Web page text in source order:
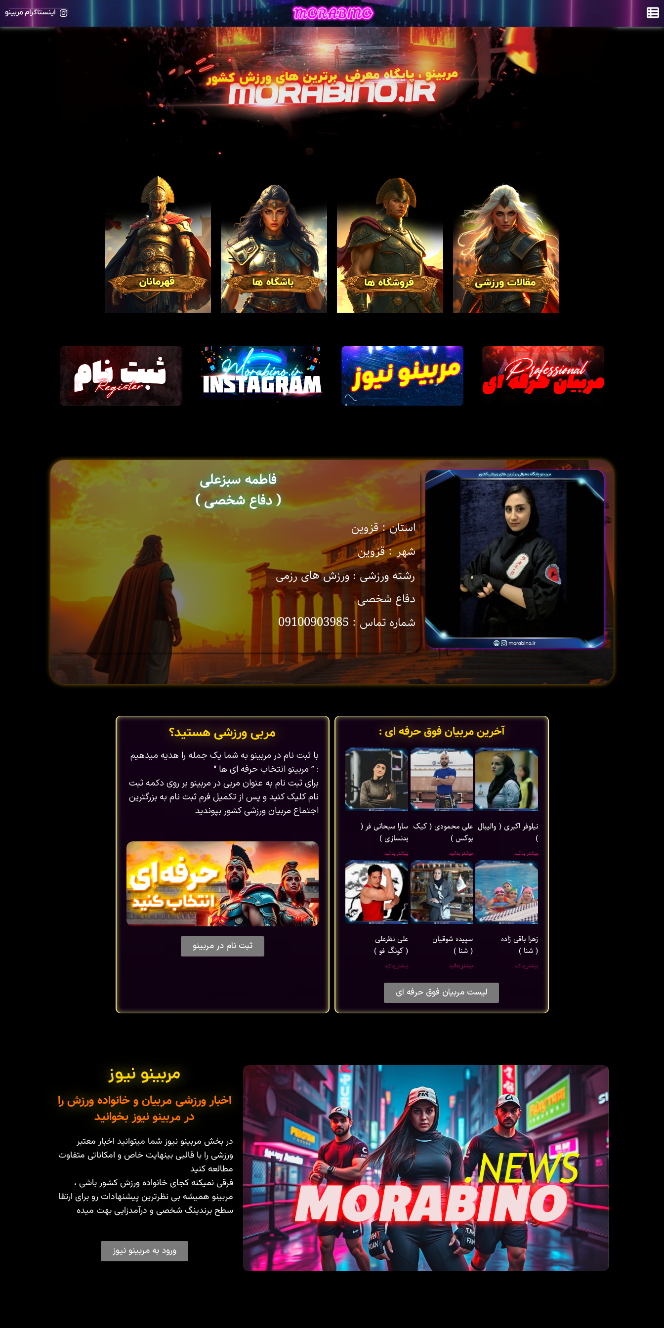
اینستاگرام مربینو
فاطمه سبزعلی
( دفاع شخصی )
استان : قزوین
شهر : قزوین
رشته ورزشی : ورزش های رزمی
دفاع شخصی
شماره تماس : 09100903985
آخرین مربیان فوق حرفه ای :
نیلوفر اکبری ( والیبال
)
بیشتر بدانید
علی محمودی ( کیک
بوکس )
بیشتر بدانید
سارا سبحانی فر (
بدنسازی )
بیشتر بدانید
زهرا باقی ‌زاده
( شنا )
بیشتر بدانید
سپیده شوقیان
( شنا )
بیشتر بدانید
علی نظرعلی
( کونگ فو )
بیشتر بدانید
لیست مربیان فوق حرفه ای
مربی ورزشی هستید؟
با ثبت نام در مربینو به شما یک جمله را هدیه میدهیم
: ” مربینو انتخاب حرفه ای ها “
برای ثبت نام به عنوان مربی در مربینو بر روی دکمه ثبت
نام کلیک کنید و پس از تکمیل فرم ثبت نام به بزرگترین
اجتماع مربیان ورزشی کشور بپوندید
ثبت نام در مربینو
مربینو نیوز
اخبار ورزشی مربیان و خانواده ورزش را
در مربینو نیوز بخوانید
در بخش مربینو نیوز شما میتوانید اخبار معتبر
ورزشی را با قالبی بینهایت خاص و امکاناتی متفاوت
مطالعه کنید
فرقی نمیکنه کجای خانواده ورزش کشور باشی ،
مربینو همیشه بی نظرترین پیشنهادات رو برای ارتقا
سطح برندینگ شخصی و درآمدزایی بهت میده
ورود به مربینو نیوز